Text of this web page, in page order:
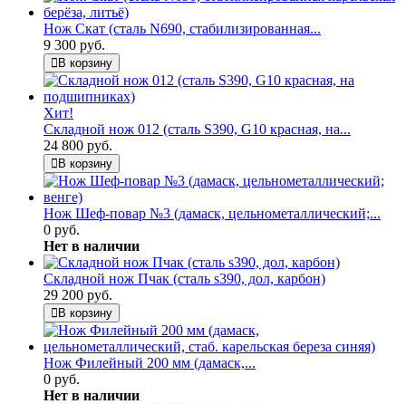
Нож Скат (сталь N690, стабилизированная...
9 300 руб.
В корзину
Хит!
Складной нож 012 (сталь S390, G10 красная, на...
24 800 руб.
В корзину
Нож Шеф-повар №3 (дамаск, цельнометаллический;...
0 руб.
Нет в наличии
Складной нож Пчак (сталь s390, дол, карбон)
29 200 руб.
В корзину
Нож Филейный 200 мм (дамаск,...
0 руб.
Нет в наличии